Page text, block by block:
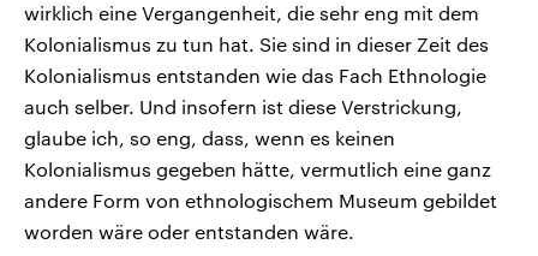
wirklich eine Vergangenheit, die sehr eng mit dem
Kolonialismus zu tun hat. Sie sind in dieser Zeit des
Kolonialismus entstanden wie das Fach Ethnologie
auch selber. Und insofern ist diese Verstrickung,
glaube ich, so eng, dass, wenn es keinen
Kolonialismus gegeben hätte, vermutlich eine ganz
andere Form von ethnologischem Museum gebildet
worden wäre oder entstanden wäre.